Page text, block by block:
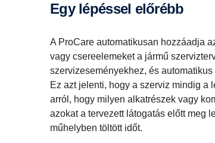
Egy lépéssel előrébb
A ProCare automatikusan hozzáadja
vagy csereelemeket a jármű
szervizeseményekhez, és
Ez azt jelenti, hogy a szerviz mindig
arról, hogy milyen alkatrészek vagy
azokat a tervezett látogatás előtt meg
műhelyben töltött időt.